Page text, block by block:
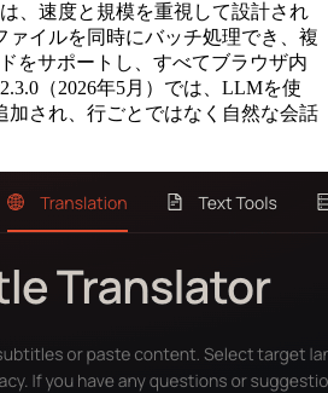
、速度と規模を重視して設計され
ァイルを同時にバッチ処理でき、複
をサポートし、すべてブラウザ内
（2026年5月）では、LLMを使
加され、行ごとではなく自然な会話